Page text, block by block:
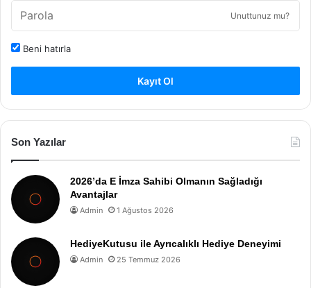
Unuttunuz mu?
Beni hatırla
Kayıt Ol
Son Yazılar
2026’da E İmza Sahibi Olmanın Sağladığı
Avantajlar
Admin 1 Ağustos 2026
HediyeKutusu ile Ayrıcalıklı Hediye Deneyimi
Admin 25 Temmuz 2026